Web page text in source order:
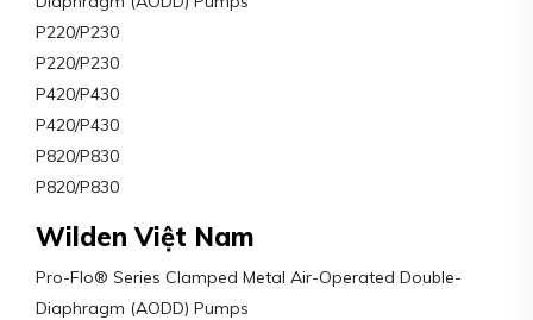
P220/P230
P220/P230
P420/P430
P420/P430
P820/P830
P820/P830
Wilden Việt Nam
Pro-Flo® Series Clamped Metal Air-Operated Double-
Diaphragm (AODD) Pumps